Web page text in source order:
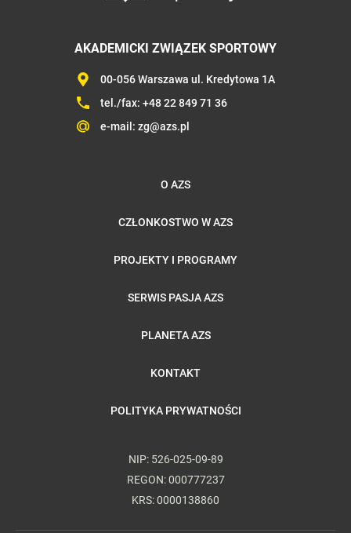
AKADEMICKI ZWIĄZEK SPORTOWY
00-056 Warszawa ul. Kredytowa 1A
tel./fax: +48 22 849 71 36
e-mail: zg@azs.pl
O AZS
CZŁONKOSTWO W AZS
PROJEKTY I PROGRAMY
SERWIS PASJA AZS
PLANETA AZS
KONTAKT
POLITYKA PRYWATNOŚCI
NIP: 526-025-09-89
REGON: 000777237
KRS: 0000138860